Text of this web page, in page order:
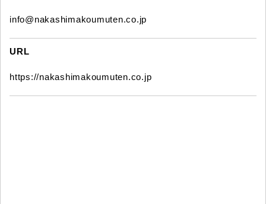
info@nakashimakoumuten.co.jp
URL
https://nakashimakoumuten.co.jp